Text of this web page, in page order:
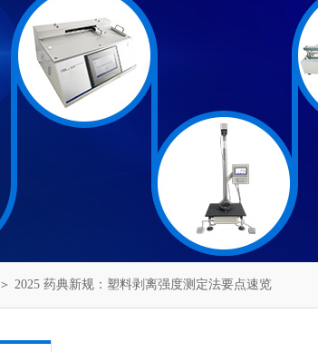
＞ 2025 药典新规：塑料剥离强度测定法要点速览